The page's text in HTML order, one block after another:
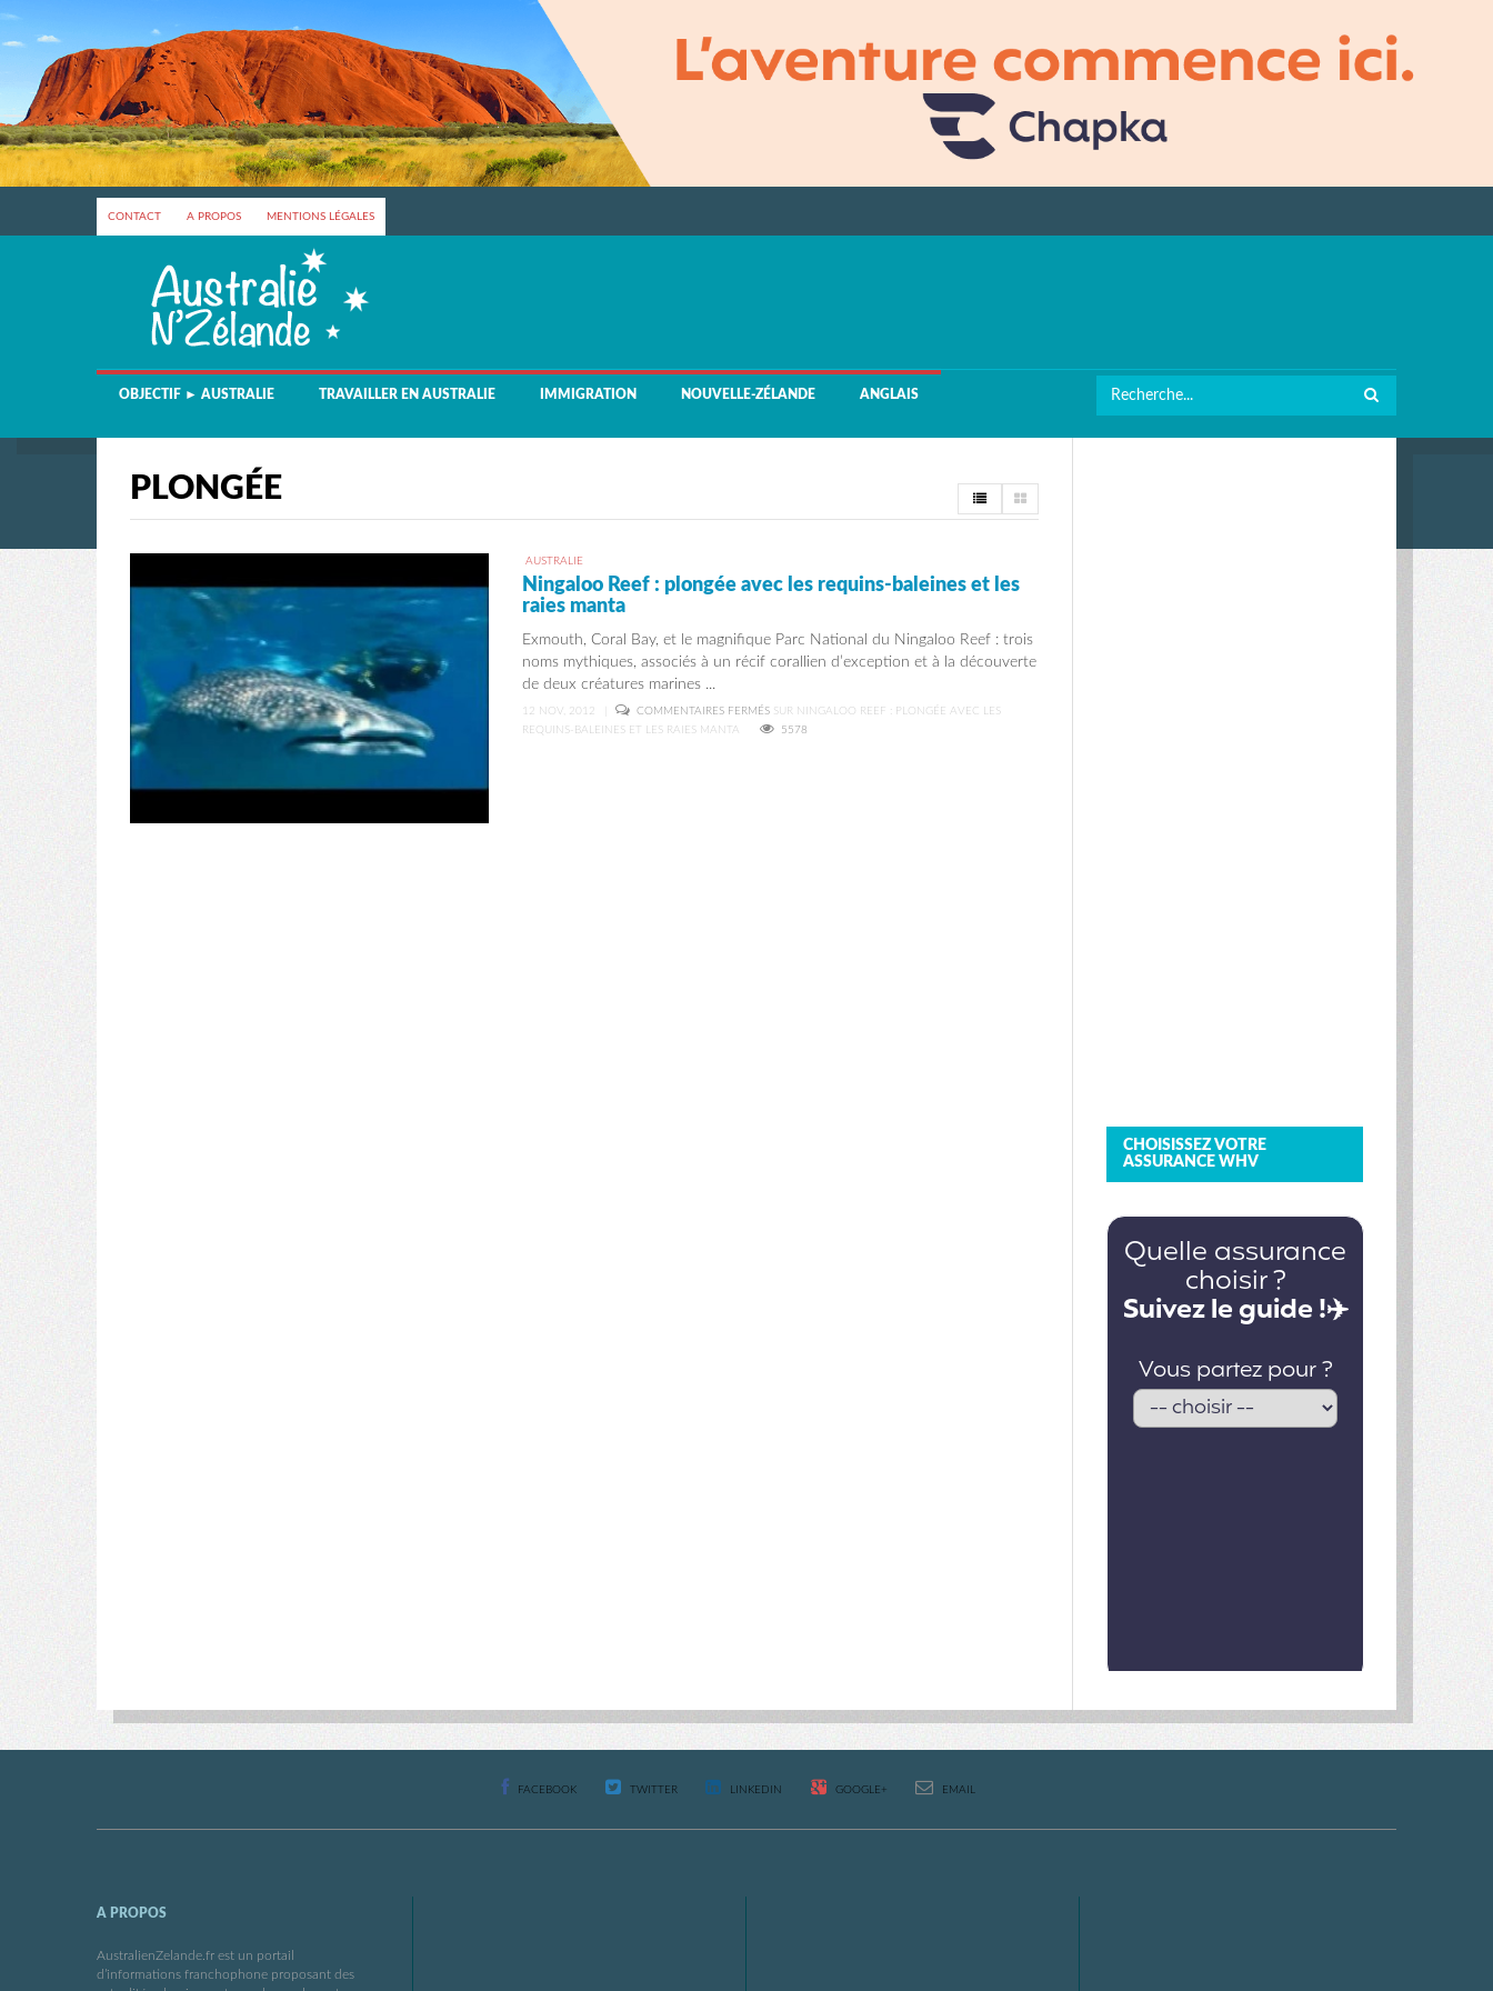
CONTACT A PROPOS MENTIONS LÉGALES
OBJECTIF ► AUSTRALIE TRAVAILLER EN AUSTRALIE IMMIGRATION NOUVELLE-ZÉLANDE ANGLAIS
PLONGÉE
AUSTRALIE
Ningaloo Reef : plongée avec les requins-baleines et les
raies manta
Exmouth, Coral Bay, et le magnifique Parc National du Ningaloo Reef : trois
noms mythiques, associés à un récif corallien d’exception et à la découverte
de deux créatures marines ...
12 NOV, 2012 COMMENTAIRES FERMÉS SUR NINGALOO REEF : PLONGÉE AVEC LES
REQUINS-BALEINES ET LES RAIES MANTA
5578
CHOISISSEZ VOTRE
ASSURANCE WHV
FACEBOOK TWITTER LINKEDIN GOOGLE+ EMAIL
A PROPOS
AustralienZelande.fr est un portail
d’informations franchophone proposant des